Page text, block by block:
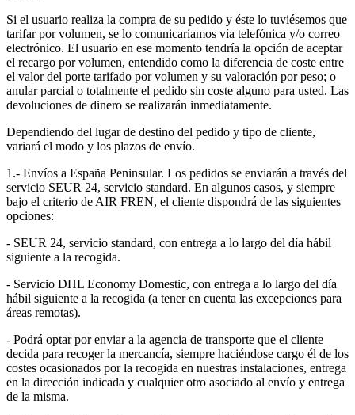
Si el usuario realiza la compra de su pedido y éste lo tuviésemos que
tarifar por volumen, se lo comunicaríamos vía telefónica y/o correo
electrónico. El usuario en ese momento tendría la opción de aceptar
el recargo por volumen, entendido como la diferencia de coste entre
el valor del porte tarifado por volumen y su valoración por peso; o
anular parcial o totalmente el pedido sin coste alguno para usted. Las
devoluciones de dinero se realizarán inmediatamente.
Dependiendo del lugar de destino del pedido y tipo de cliente,
variará el modo y los plazos de envío.
1.- Envíos a España Peninsular. Los pedidos se enviarán a través del
servicio SEUR 24, servicio standard. En algunos casos, y siempre
bajo el criterio de AIR FREN, el cliente dispondrá de las siguientes
opciones:
- SEUR 24, servicio standard, con entrega a lo largo del día hábil
siguiente a la recogida.
- Servicio DHL Economy Domestic, con entrega a lo largo del día
hábil siguiente a la recogida (a tener en cuenta las excepciones para
áreas remotas).
- Podrá optar por enviar a la agencia de transporte que el cliente
decida para recoger la mercancía, siempre haciéndose cargo él de los
costes ocasionados por la recogida en nuestras instalaciones, entrega
en la dirección indicada y cualquier otro asociado al envío y entrega
de la misma.